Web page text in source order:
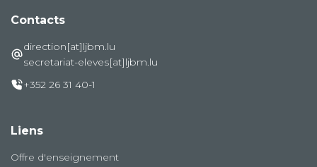
Contacts
direction[at]ljbm.lu
secretariat-eleves[at]ljbm.lu
+352 26 31 40-1
Liens
Offre d'enseignement